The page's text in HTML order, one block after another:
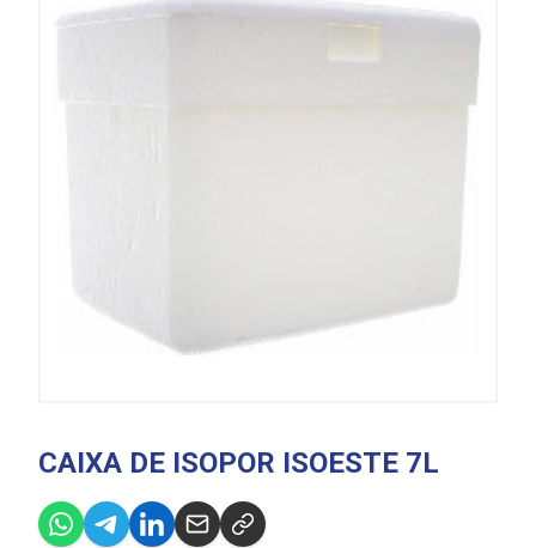
CAIXA DE ISOPOR ISOESTE 7L